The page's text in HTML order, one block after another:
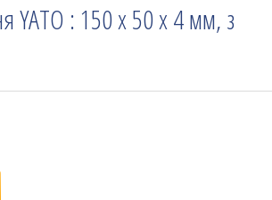
YATO : 150 х 50 х 4 мм, з